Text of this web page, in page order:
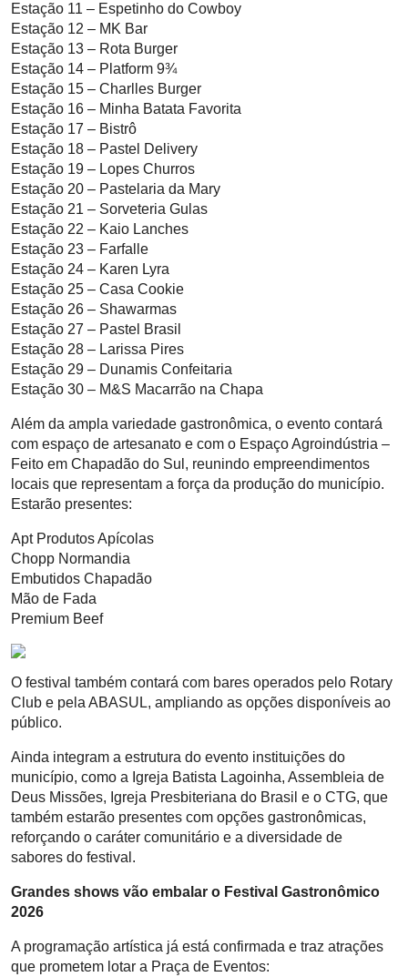
Estação 11 – Espetinho do Cowboy
Estação 12 – MK Bar
Estação 13 – Rota Burger
Estação 14 – Platform 9¾
Estação 15 – Charlles Burger
Estação 16 – Minha Batata Favorita
Estação 17 – Bistrô
Estação 18 – Pastel Delivery
Estação 19 – Lopes Churros
Estação 20 – Pastelaria da Mary
Estação 21 – Sorveteria Gulas
Estação 22 – Kaio Lanches
Estação 23 – Farfalle
Estação 24 – Karen Lyra
Estação 25 – Casa Cookie
Estação 26 – Shawarmas
Estação 27 – Pastel Brasil
Estação 28 – Larissa Pires
Estação 29 – Dunamis Confeitaria
Estação 30 – M&S Macarrão na Chapa
Além da ampla variedade gastronômica, o evento contará
com espaço de artesanato e com o Espaço Agroindústria –
Feito em Chapadão do Sul, reunindo empreendimentos
locais que representam a força da produção do município.
Estarão presentes:
Apt Produtos Apícolas
Chopp Normandia
Embutidos Chapadão
Mão de Fada
Premium Beef
O festival também contará com bares operados pelo Rotary
Club e pela ABASUL, ampliando as opções disponíveis ao
público.
Ainda integram a estrutura do evento instituições do
município, como a Igreja Batista Lagoinha, Assembleia de
Deus Missões, Igreja Presbiteriana do Brasil e o CTG, que
também estarão presentes com opções gastronômicas,
reforçando o caráter comunitário e a diversidade de
sabores do festival.
Grandes shows vão embalar o Festival Gastronômico
2026
A programação artística já está confirmada e traz atrações
que prometem lotar a Praça de Eventos: